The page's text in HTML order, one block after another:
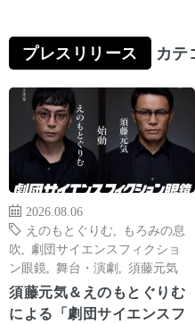
プレスリリース カテ
2026.08.06
えのもとぐりむ
もろみの息
吹
劇団サイエンスフィクショ
ン眼鏡
舞台・演劇 須藤元気
須藤元気＆えのもとぐりむ
による「劇団サイエンスフ